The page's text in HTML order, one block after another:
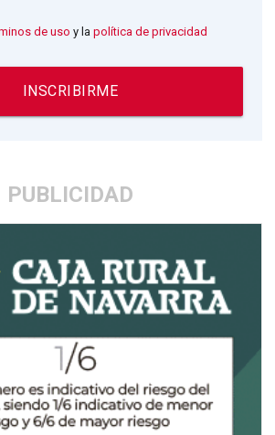
de uso y lapolítica de privacidad
INSCRIBIRME
PUBLICIDAD